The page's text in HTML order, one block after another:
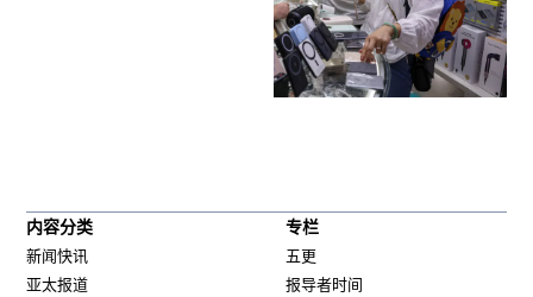
内容分类
新闻快讯
亚太报道
专栏
五更
报导者时间